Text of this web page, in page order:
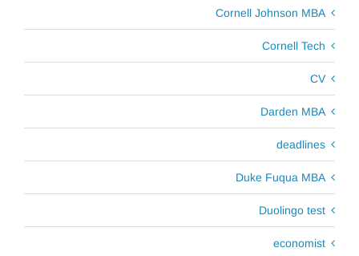
Cornell Johnson MBA
Cornell Tech
CV
Darden MBA
deadlines
Duke Fuqua MBA
Duolingo test
economist